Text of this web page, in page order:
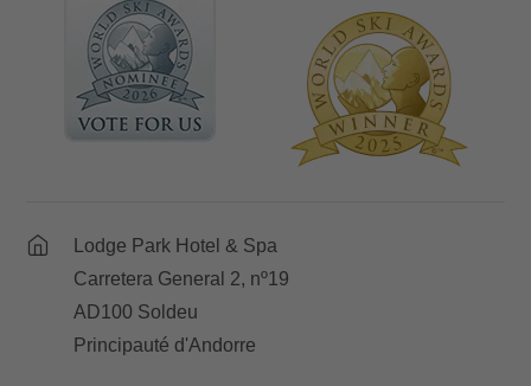
Lodge Park Hotel & Spa
Carretera General 2, nº19
AD100 Soldeu
Principauté d'Andorre